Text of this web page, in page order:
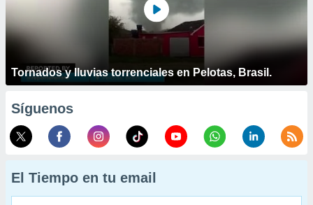
Tornados y lluvias torrenciales en Pelotas, Brasil.
Síguenos
El Tiempo en tu email